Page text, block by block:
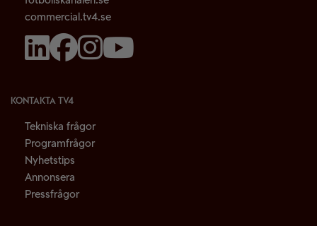
commercial.tv4.se
KONTAKTA TV4
Tekniska frågor
Programfrågor
Nyhetstips
Annonsera
Pressfrågor